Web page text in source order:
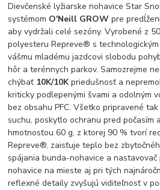
Dievčenské lyžiarske nohavice Star
systémom O'Neill GROW pre
aby vydržali celé sezóny. Vyrobené z
polyesteru Repreve® s
vášmu mladému jazdcovi slobodu
hôr a terénnych parkov. Samozrejme
chýbať 10K/10Kpriedušnosť a
kriticky podlepenými švami a odolným
bez obsahu PFC. Všetko pripravené
suchu, poskytlo ochranu pred počasím
hmotnosťou 60 g, z ktorej 90 % tvorí
Repreve®, zaisťuje teplo bez
spájania bunda-nohavice a
nohavice na mieste aj pri tých
reflexné detaily zvyšujú viditeľnosť v